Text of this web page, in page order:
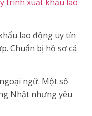
lao động uy tín
Chuẩn bị hồ sơ cá
ngữ. Một số
Nhật nhưng yêu